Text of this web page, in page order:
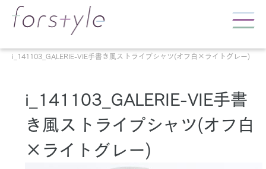
i_141103_GALERIE-VIE手書き風ストライプシャツ(オフ白×ライトグレー)
i_141103_GALERIE-VIE手書
き風ストライプシャツ(オフ白
×ライトグレー)